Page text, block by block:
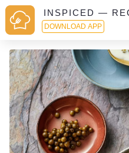
INSPICED —
DOWNLOAD APP